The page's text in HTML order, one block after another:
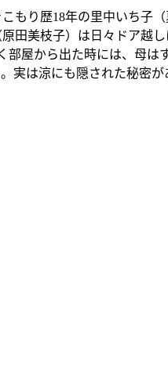
こもり歴18年の里中いち子
田美枝子）は日々ドア越
屋から出た時には、母
実は涼にも隠された秘密